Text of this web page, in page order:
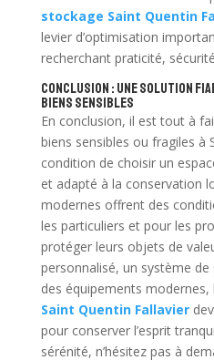
stockage Saint Quentin
levier d’optimisation
recherchant praticité,
Conclusion : une solution
biens sensibles
En conclusion, il est tout à
biens sensibles ou fragiles à
condition de choisir un
et adapté à la conservation
modernes offrent des
les particuliers et pour les
protéger leurs objets de
personnalisé, un système
des équipements modernes,
Saint Quentin Fallavier
pour conserver l’esprit
sérénité, n’hésitez pas à